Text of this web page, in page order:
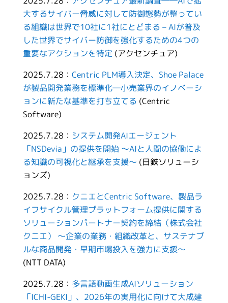
大するサイバー脅威に対して防御態勢が整ってい
る組織は世界で10社に1社にとどまる – AIが普及
した世界でサイバー防御を強化するための4つの
重要なアクションを特定 (アクセンチュア)
2025.7.28： Centric PLM導入決定、Shoe Palace
が製品開発業務を標準化―小売業界のイノベーシ
ョンに新たな基準を打ち立てる (Centric
Software)
2025.7.28： システム開発AIエージェント
「NSDevia」の提供を開始 ～AIと人間の協働によ
る知識の可視化と継承を支援～ (日鉄ソリューシ
ョンズ)
2025.7.28： クニエとCentric Software、製品ラ
イフサイクル管理プラットフォーム提供に関する
ソリューションパートナー契約を締結（株式会社
クニエ） ～企業の業務・組織改革と、サステナブ
ルな商品開発・早期市場投入を強力に支援～
(NTT DATA)
2025.7.28： 多言語動画生成AIソリューション
「ICHI-GEKI」、2026年の実用化に向けて大成建